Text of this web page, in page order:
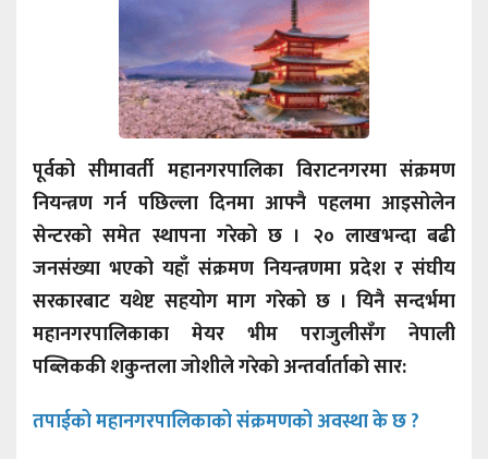
पूर्वको सीमावर्ती महानगरपालिका विराटनगरमा संक्रमण
नियन्त्रण गर्न पछिल्ला दिनमा आफ्नै पहलमा आइसोलेन
सेन्टरको समेत स्थापना गरेको छ । २० लाखभन्दा बढी
जनसंख्या भएको यहाँ संक्रमण नियन्त्रणमा प्रदेश र संघीय
सरकारबाट यथेष्ट सहयोग माग गरेको छ । यिनै सन्दर्भमा
महानगरपालिकाका मेयर भीम पराजुलीसँग नेपाली
पब्लिककी शकुन्तला जोशीले गरेको अन्तर्वार्ताको सार:
तपाईको महानगरपालिकाको संक्रमणको अवस्था के छ ?